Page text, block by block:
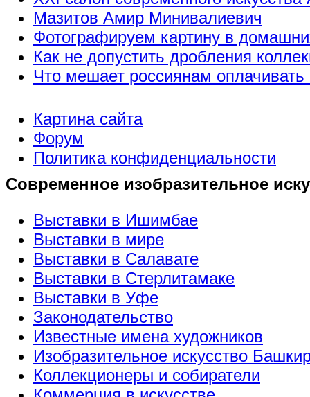
Мазитов Амир Минивалиевич
Фотографируем картину в
Как не допустить дробления
Что мешает россиянам
Картина сайта
Форум
Политика конфиденциальности
Современное изобразительное
Выставки в Ишимбае
Выставки в мире
Выставки в Салавате
Выставки в Стерлитамаке
Выставки в Уфе
Законодательство
Известные имена художников
Изобразительное искусство
Коллекционеры и собиратели